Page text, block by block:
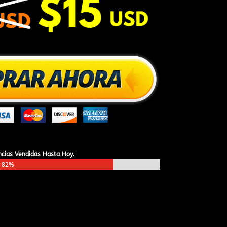
Vendidas Hasta Hoy.
82%
82%